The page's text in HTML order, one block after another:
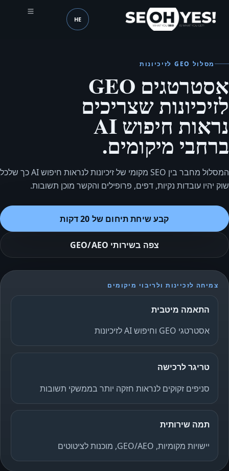
SEOH שפה (mobile header)
HE
מסלול GEO לזיכיונות
אסטרטגים GEO
לזיכיונות שצריכים
נראות חיפוש AI
ברחבי מיקומים.
המסלול מחבר בין SEO מקומי של זיכיונות לנראות חיפוש AI כך שלכל
שוק יהיו עובדות נקיות, דפים, פרופילים והקשר מוכן תשובות.
קבע שיחת תיחום של 20 דקות
צפה בשירותי GEO/AEO
צמיחה לזכיינות ולריבוי מיקומים
התאמה מיטבית
אסטרטגי GEO וחיפוש AI לזיכיונות
טריגר לרכישה
סניפים זקוקים לנראות חזקה יותר בממשקי תשובות
תמה שירותית
יישויות מקומיות, GEO/AEO, מוכנות לציטוטים